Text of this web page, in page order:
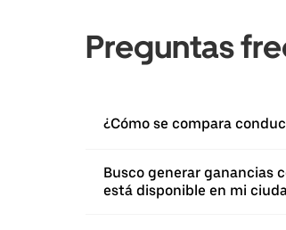
Preguntas
¿Cómo se compara
Busco generar ganancias
está disponible en mi